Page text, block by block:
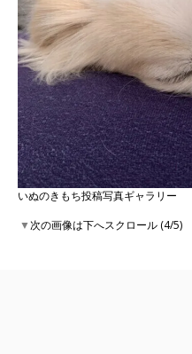
いぬのきもち投稿写真ギャラリー
▼次の画像は下へスクロール (4/5)